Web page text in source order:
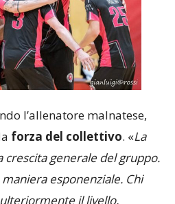
l’allenatore malnatese,
crescita generale del gruppo.
esponenziale. Chi